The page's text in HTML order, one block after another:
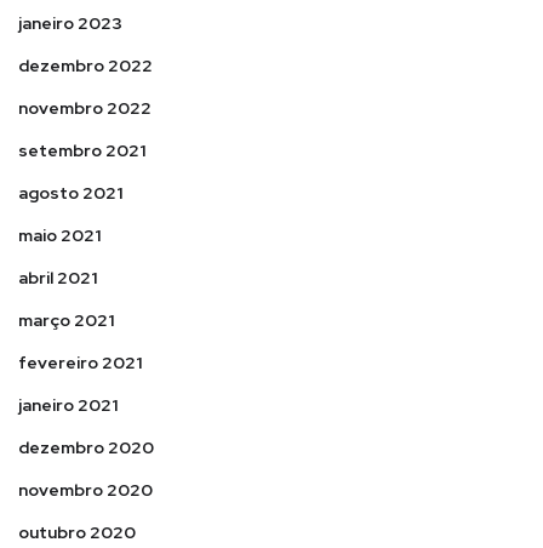
janeiro 2023
dezembro 2022
novembro 2022
setembro 2021
agosto 2021
maio 2021
abril 2021
março 2021
fevereiro 2021
janeiro 2021
dezembro 2020
novembro 2020
outubro 2020